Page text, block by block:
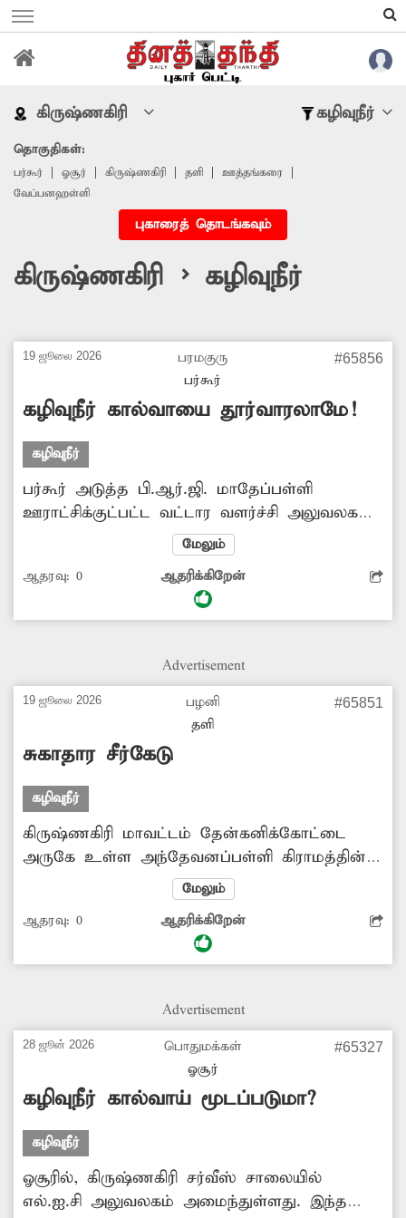
கிருஷ்ணகிரி கழிவுநீர்
தொகுதிகள்:
பர்கூர் ஓசூர் கிருஷ்ணகிரி தளி
ஊத்தங்கரை
வேப்பனஹள்ளி
புகாரைத் தொடங்கவும்
கிருஷ்ணகிரி > கழிவுநீர்
19 ஜூலை 2026
பரமகுரு
பர்கூர்
#65856
கழிவுநீர் கால்வாயை தூர்வாரலாமே!
கழிவுநீர்
பர்கூர் அடுத்த பி.ஆர்.ஜி. மாதேப்பள்ளி
ஊராட்சிக்குட்பட்ட வட்டார வளர்ச்சி அலுவலகம்
மற்றும் கூட்டுறவு தொழிற்பயிற்சி நிலையம்
அருகில் உள்ள சிவாஜி நகர் பகுதியில் 20-க்கும்
மேற்பட்ட குடியிருப்புகள் உள்ளன. இப்பகுதியில்
உள்ள கழிவுநீர் கால்வாய் மண் மூடியும், புதர்
செல்ல வழி இல்லாமல் தேங்கி நிற்கிறது.
எனவே காலதாமதம் இன்றி கழிவுநீர்
கால்வாயை தூர்வார அதிகாரிகள் நடவடிக்கை
எடுக்க வேண்டும்.
மேலும்
ஆதரவு: 0 ஆதரிக்கிறேன்
Advertisement
19 ஜூலை 2026
பழனி
தளி
#65851
சுகாதார சீர்கேடு
கழிவுநீர்
கிருஷ்ணகிரி மாவட்டம் தேன்கனிக்கோட்டை
அருகே உள்ள அந்தேவனப்பள்ளி கிராமத்தின்
ராமு தெருவில் 50 வீடுகள் உள்ளன. வீடுகளில்
இருந்து வெளியே வரும் கழிவு நீர் செல்ல
வழியில்லாததால் வீடுகள் முன்பு தேங்கி
சுகாதார சீர்கேடு ஏற்படுகிறது. மேலும் கடும்
உள்ளது. எனவே அதிகாரிகள் உடனடியாக
செல்ல நடவடிக்கை எடுக்க வேண்டும் என
கோரிக்கை விடுத்துள்ளனர்.
மேலும்
ஆதரவு: 0 ஆதரிக்கிறேன்
Advertisement
28 ஜூன் 2026
பொதுமக்கள்
ஓசூர்
#65327
கழிவுநீர் கால்வாய் மூடப்படுமா?
கழிவுநீர்
ஓசூரில், கிருஷ்ணகிரி சர்வீஸ் சாலையில்
எல்.ஐ.சி அலுவலகம் அமைந்துள்ளது. இந்த